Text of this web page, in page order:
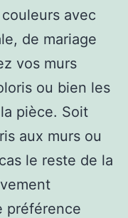
avec
de mariage
vos murs
ou bien les
pièce. Soit
aux murs ou
le reste de la
préférence